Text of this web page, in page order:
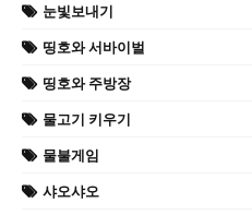
눈빛보내기
띵호와 서바이벌
띵호와 주방장
물고기 키우기
물불게임
샤오샤오